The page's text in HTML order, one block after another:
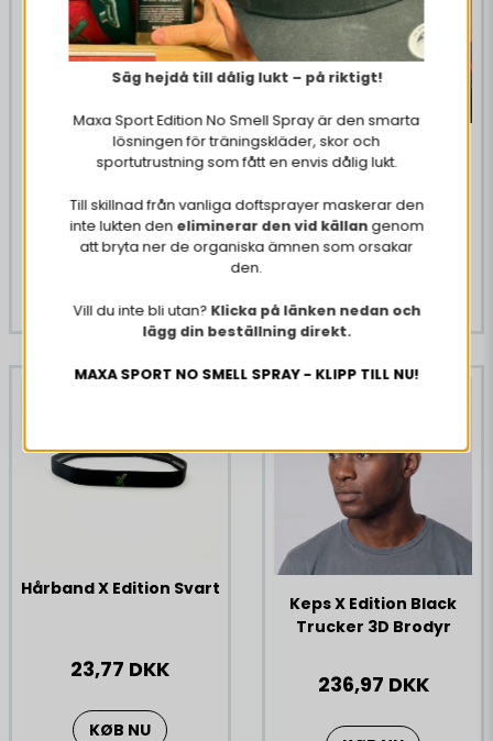
53,64 DKK
Hårband X Edition Vit
23,77 DKK
Hårband X Edition Svart
23,77 DKK
KØB NU
Keps X Edition Black
Trucker 3D Brodyr
236,97 DKK
Säg hejdå till dålig lukt – på riktigt!
Maxa Sport Edition No Smell Spray är den smarta
lösningen för träningskläder, skor och
sportutrustning som fått en envis dålig lukt.
Till skillnad från vanliga doftsprayer maskerar den
inte lukten den eliminerar den vid källan genom
att bryta ner de organiska ämnen som orsakar
den.
Vill du inte bli utan? Klicka på länken nedan och
lägg din beställning direkt.
MAXA SPORT NO SMELL SPRAY - KLIPP TILL NU!